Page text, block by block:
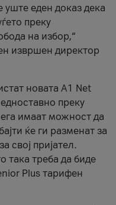
уште еден доказ дека
преку
на избор,“
извршен директор
новата А1 Net
преку
имаат можност да
ќе ги разменат за
свој пријател.
така треба да биде
Plus тарифен